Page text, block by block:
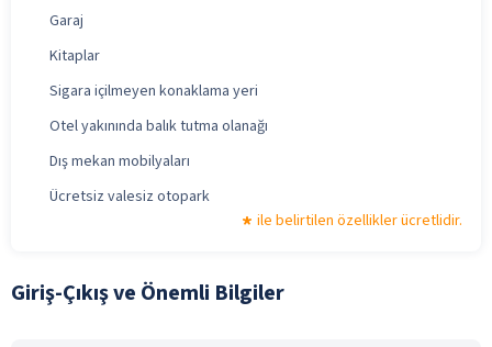
Garaj
Kitaplar
Sigara içilmeyen konaklama yeri
Otel yakınında balık tutma olanağı
Dış mekan mobilyaları
Ücretsiz valesiz otopark
ile belirtilen özellikler ücretlidir.
Giriş-Çıkış ve Önemli Bilgiler